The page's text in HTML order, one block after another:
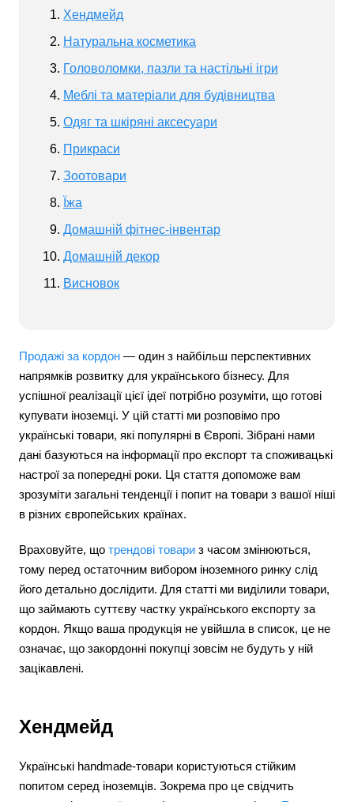
Хендмейд
Натуральна косметика
Головоломки, пазли та настільні ігри
Меблі та матеріали для будівництва
Одяг та шкіряні аксесуари
Прикраси
Зоотовари
Їжа
Домашній фітнес-інвентар
Домашній декор
Висновок
Продажі за кордон — один з найбільш перспективних
напрямків розвитку для українського бізнесу. Для
успішної реалізації цієї ідеї потрібно розуміти, що готові
купувати іноземці. У цій статті ми розповімо про
українські товари, які популярні в Європі. Зібрані нами
дані базуються на інформації про експорт та споживацькі
настрої за попередні роки. Ця стаття допоможе вам
зрозуміти загальні тенденції і попит на товари з вашої ніші
в різних європейських країнах.
Враховуйте, що трендові товари з часом змінюються,
тому перед остаточним вибором іноземного ринку слід
його детально дослідити. Для статті ми виділили товари,
що займають суттєву частку українського експорту за
кордон. Якщо ваша продукція не увійшла в список, це не
означає, що закордонні покупці зовсім не будуть у ній
зацікавлені.
Хендмейд
Українські handmade-товари користуються стійким
попитом серед іноземців. Зокрема про це свідчить